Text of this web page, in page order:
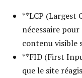
**LCP (Largest
nécessaire
contenu visible
**FID (First
que le site